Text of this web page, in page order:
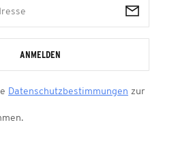
ANMELDEN
Datenschutzbestimmungen zur